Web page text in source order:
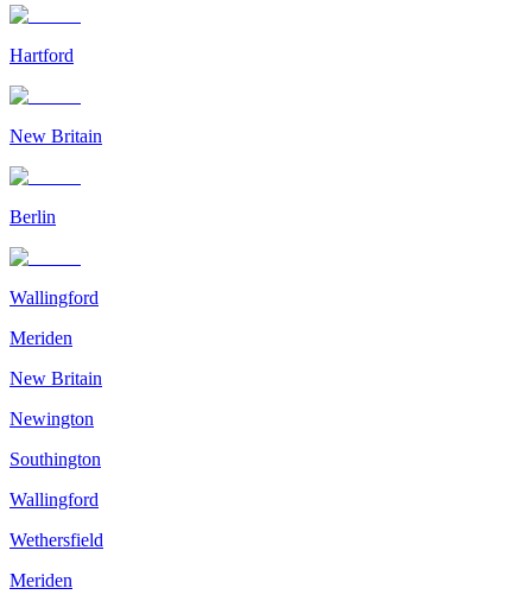
Hartford
New Britain
Berlin
Wallingford
Meriden
New Britain
Newington
Southington
Wallingford
Wethersfield
Meriden